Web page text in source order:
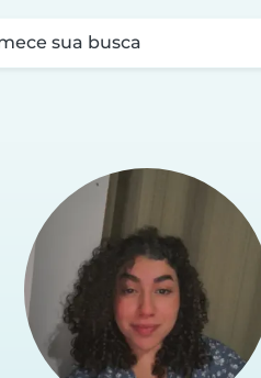
sua busca